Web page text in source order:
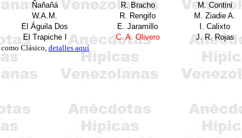
Ñañañá R. Bracho M.Contini
W.A.M. R. Rengifo M. Ziadie A.
El ÁguilaDos E. Jaramillo I. Calixto
El TrapicheI C. A. Olivero
J. R. Rojas
como Clásico, detalles aquí